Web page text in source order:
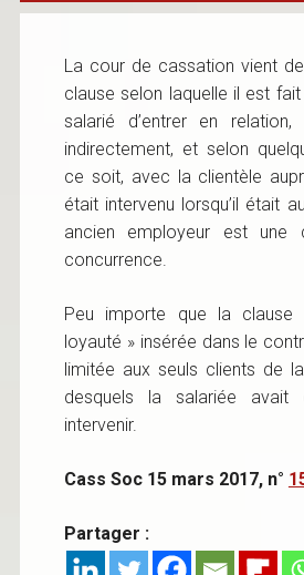
La cour de cassation vient de
clause selon laquelle il est
salarié d’entrer en
indirectement, et selon
ce soit, avec la clientèle
était intervenu lorsqu’il était
ancien employeur est une
concurrence.
Peu importe que la clause
loyauté » insérée dans le
limitée aux seuls clients de
desquels la salariée
intervenir.
Cass Soc 15 mars 2017, n°
Partager :